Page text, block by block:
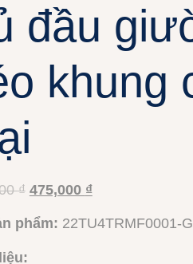
đầu
khung
₫ 475,000 ₫
phẩm: 22TU4TRMF0001-